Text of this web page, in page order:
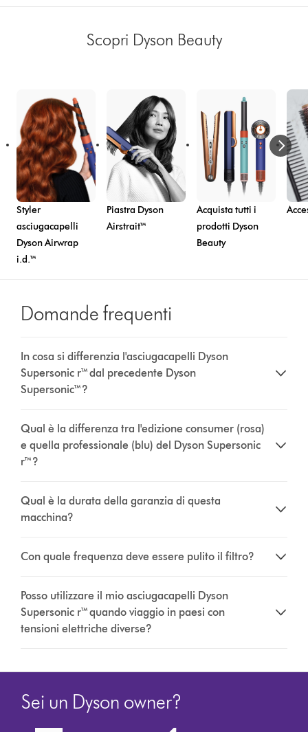
Scopri Dyson Beauty
Styler
asciugacapelli
Dyson Airwrap
i.d.™
Piastra Dyson
Airstrait™
Acquista tutti i
prodotti Dyson
Beauty
Domande frequenti
In cosa si differenzia l'asciugacapelli Dyson
Supersonic r™ dal precedente Dyson
Supersonic™?
Qual è la differenza tra l'edizione consumer (rosa)
e quella professionale (blu) del Dyson Supersonic
r™?
Qual è la durata della garanzia di questa
macchina?
Con quale frequenza deve essere pulito il filtro?
Posso utilizzare il mio asciugacapelli Dyson
Supersonic r™ quando viaggio in paesi con
tensioni elettriche diverse?
Sei un Dyson owner?